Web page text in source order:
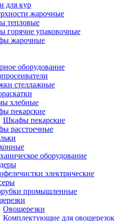
для кур
жарочные
тепловые
горячие упаковочные
жарочные
оборудование
стеллажные
хлебные
пекарские
Шкафы пекарские
расстоечные
оборудование
электрические
промышленные
Овощерезки
Комплектующие для овощерезок